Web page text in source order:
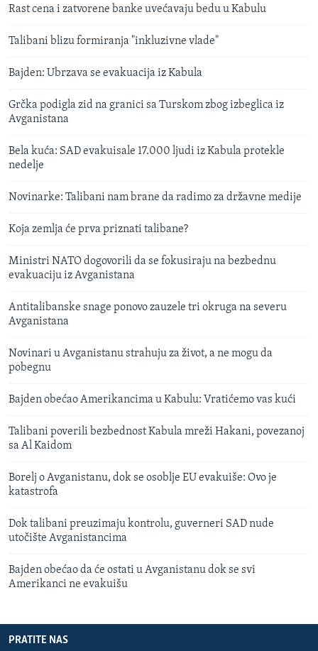
Rast cena i zatvorene banke uvećavaju bedu u Kabulu
Talibani blizu formiranja "inkluzivne vlade"
Bajden: Ubrzava se evakuacija iz Kabula
Grčka podigla zid na granici sa Turskom zbog izbeglica iz
Avganistana
Bela kuća: SAD evakuisale 17.000 ljudi iz Kabula protekle
nedelje
Novinarke: Talibani nam brane da radimo za državne medije
Koja zemlja će prva priznati talibane?
Ministri NATO dogovorili da se fokusiraju na bezbednu
evakuaciju iz Avganistana
Antitalibanske snage ponovo zauzele tri okruga na severu
Avganistana
Novinari u Avganistanu strahuju za život, a ne mogu da
pobegnu
Bajden obećao Amerikancima u Kabulu: Vratićemo vas kući
Talibani poverili bezbednost Kabula mreži Hakani, povezanoj
sa Al Kaidom
Borelj o Avganistanu, dok se osoblje EU evakuiše: Ovo je
katastrofa
Dok talibani preuzimaju kontrolu, guverneri SAD nude
utočište Avganistancima
Bajden obećao da će ostati u Avganistanu dok se svi
Amerikanci ne evakuišu
PRATITE NAS